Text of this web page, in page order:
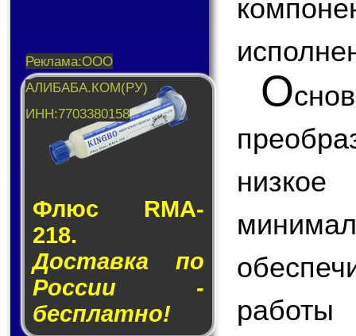
Флюс RMA-
218.
Доставка по
России -
бесплатно!
О
работы